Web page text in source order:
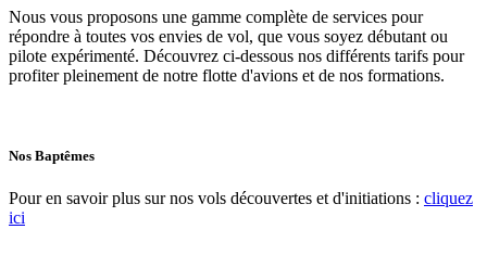
Nous vous proposons une gamme complète de services pour
répondre à toutes vos envies de vol, que vous soyez débutant ou
pilote expérimenté. Découvrez ci-dessous nos différents tarifs pour
profiter pleinement de notre flotte d'avions et de nos formations.
Nos Baptêmes
Pour en savoir plus sur nos vols découvertes et d'initiations : cliquez
ici